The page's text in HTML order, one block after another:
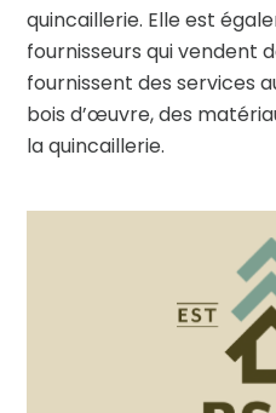
quincaillerie. Elle est
fournisseurs qui vendent
fournissent des services
bois d’œuvre, des
la quincaillerie.